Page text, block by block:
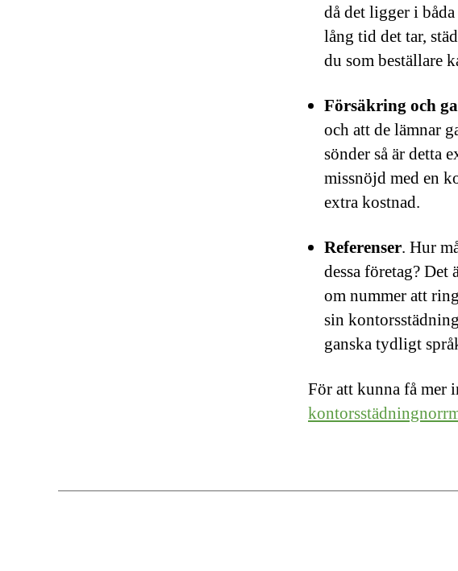
då det ligger i
lång tid det tar,
du som beställare
Försäkring och
och att de lämnar
sönder så är detta
missnöjd med en
extra kostnad.
Referenser. Hur
dessa företag?
om nummer att
sin
ganska tydligt
För att kunna få mer